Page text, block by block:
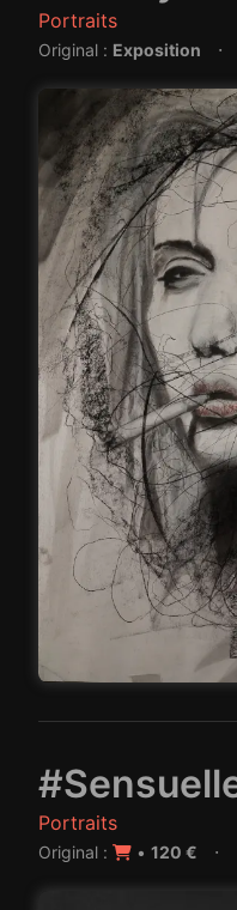
Portraits
Original : Exposition ·
Portraits
Original : • 120 € ·